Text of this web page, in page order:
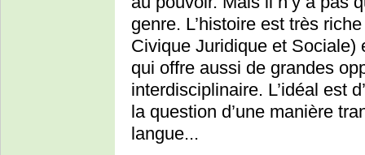
genre. L’histoire est très
Civique Juridique et Sociale)
qui offre aussi de grandes
interdisciplinaire. L’idéal est
la question d’une manière
langue...